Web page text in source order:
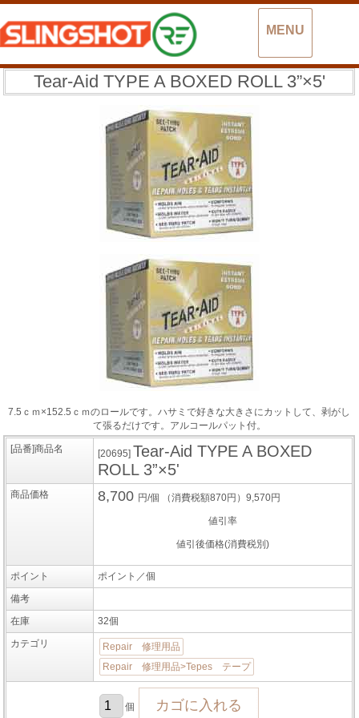
MENU
Tear-Aid TYPE A BOXED ROLL 3”×5'
7.5ｃｍ×152.5ｃｍのロールです。ハサミで好きな大きさにカットして、剥がし
て張るだけです。アルコールパット付。
[品番]商品名 [20695] Tear-Aid TYPE A BOXED
ROLL 3”×5'
商品価格 8,700 円/個 （消費税額870円）9,570円
値引率
値引後価格(消費税別)
ポイント
ポイント／個
備考
在庫
32個
カテゴリ
Repair 修理用品
Repair 修理用品>Tepes テープ
個